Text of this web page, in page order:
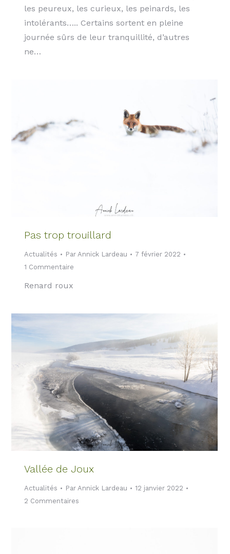
les peureux, les curieux, les peinards, les
intolérants….. Certains sortent en pleine
journée sûrs de leur tranquillité, d’autres
ne…
Pas trop trouillard
Actualités ParAnnick Lardeau
7 février 2022
1 Commentaire
Renard roux
Vallée de Joux
Actualités ParAnnick Lardeau
12 janvier 2022
2 Commentaires